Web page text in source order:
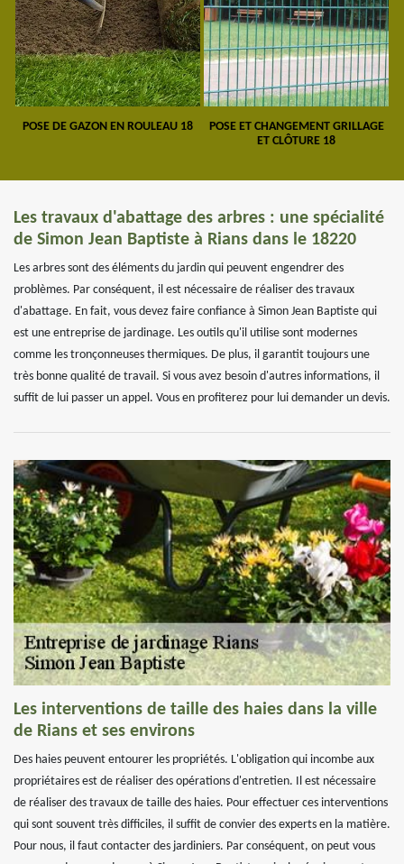
POSE DE GAZON EN ROULEAU 18
POSE ET CHANGEMENT GRILLAGE
ET CLÔTURE 18
Les travaux d'abattage des arbres : une spécialité
de Simon Jean Baptiste à Rians dans le 18220
Les arbres sont des éléments du jardin qui peuvent engendrer des
problèmes. Par conséquent, il est nécessaire de réaliser des travaux
d'abattage. En fait, vous devez faire confiance à Simon Jean Baptiste qui
est une entreprise de jardinage. Les outils qu'il utilise sont modernes
comme les tronçonneuses thermiques. De plus, il garantit toujours une
très bonne qualité de travail. Si vous avez besoin d'autres informations, il
suffit de lui passer un appel. Vous en profiterez pour lui demander un devis.
Les interventions de taille des haies dans la ville
de Rians et ses environs
Des haies peuvent entourer les propriétés. L'obligation qui incombe aux
propriétaires est de réaliser des opérations d'entretien. Il est nécessaire
de réaliser des travaux de taille des haies. Pour effectuer ces interventions
qui sont souvent très difficiles, il suffit de convier des experts en la matière.
Pour nous, il faut contacter des jardiniers. Par conséquent, on peut vous